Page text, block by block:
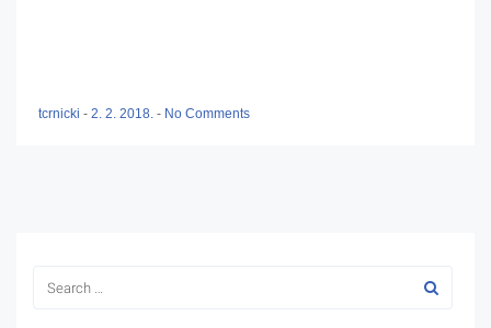
tcrnicki - 2. 2. 2018. - No Comments